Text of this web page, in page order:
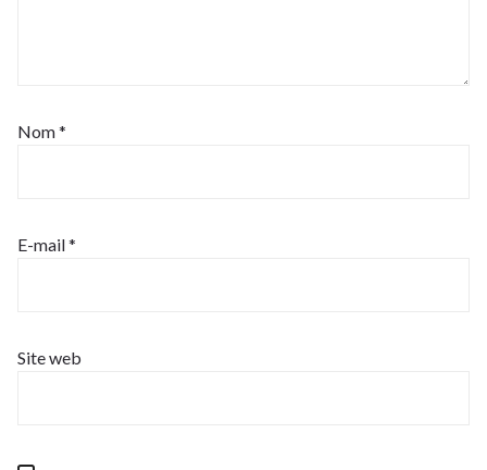
Nom*
E-mail*
Site web